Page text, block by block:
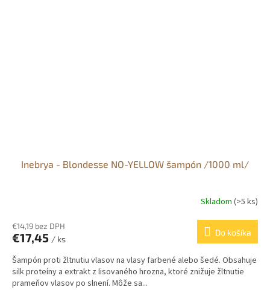
Inebrya - Blondesse NO-YELLOW šampón /1000 ml/
Skladom (>5 ks)
€14,19 bez DPH
€17,45 / ks
Do košíka
Šampón proti žltnutiu vlasov na vlasy farbené alebo šedé. Obsahuje
silk proteíny a extrakt z lisovaného hrozna, ktoré znižuje žltnutie
prameňov vlasov po slnení. Môže sa...